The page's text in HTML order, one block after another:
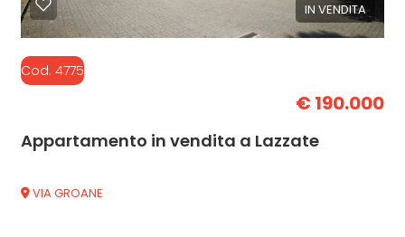
IN VENDITA
Cod. 4775
€ 190.000
Appartamento in vendita a Lazzate
VIA GROANE